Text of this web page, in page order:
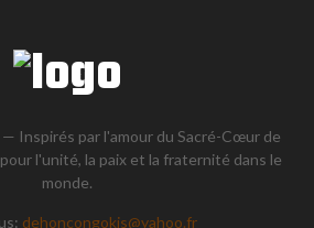
Inspirés par l'amour du Sacré-Cœur de
l'unité, la paix et la fraternité dans le
monde.
dehoncongokis@yahoo.fr